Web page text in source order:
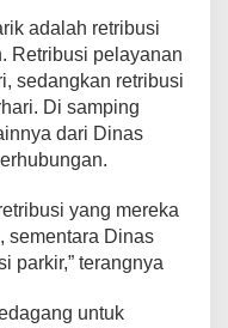
adalah retribusi
Retribusi pelayanan
sedangkan retribusi
Di samping
dari Dinas
yang mereka
sementara Dinas
parkir,” terangnya
untuk